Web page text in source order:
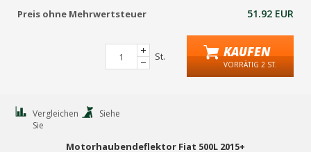
Preis ohne Mehrwertsteuer 51.92 EUR
St. KAUFEN
VORRÄTIG 2 ST.
Vergleichen
Sie
Siehe
Motorhaubendeflektor Fiat 500L 2015+